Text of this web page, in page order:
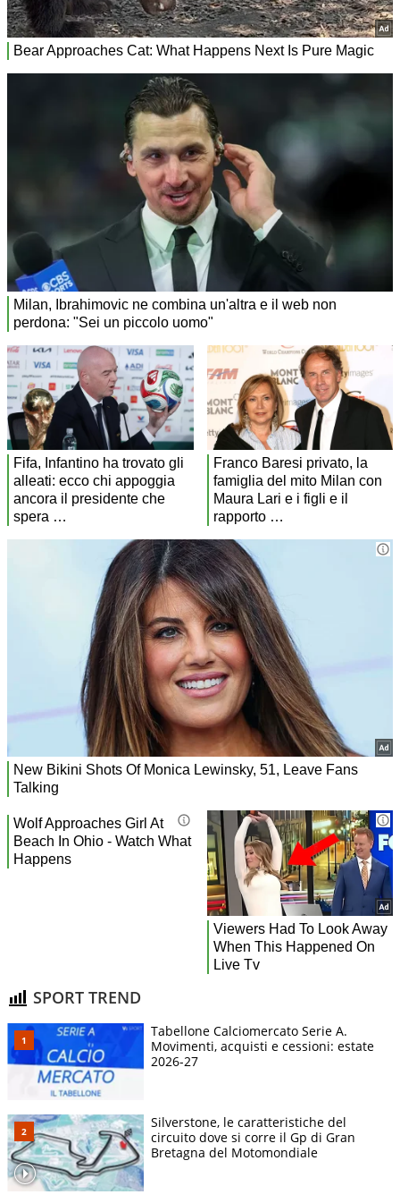
SPORT TREND
Tabellone Calciomercato Serie A.
Movimenti, acquisti e cessioni: estate
2026-27
Silverstone, le caratteristiche del
circuito dove si corre il Gp di Gran
Bretagna del Motomondiale